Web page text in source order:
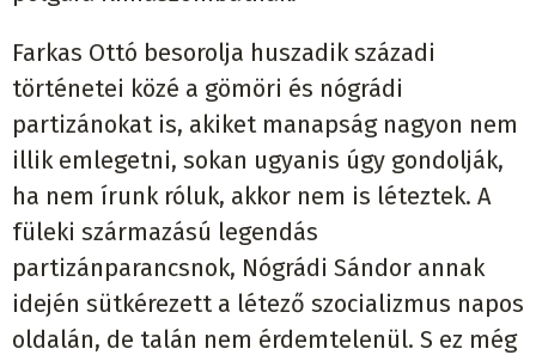
Farkas Ottó besorolja huszadik századi
történetei közé a gömöri és nógrádi
partizánokat is, akiket manapság nagyon nem
illik emlegetni, sokan ugyanis úgy gondolják,
ha nem írunk róluk, akkor nem is léteztek. A
füleki származású legendás
partizánparancsnok, Nógrádi Sándor annak
idején sütkérezett a létező szocializmus napos
oldalán, de talán nem érdemtelenül. S ez még